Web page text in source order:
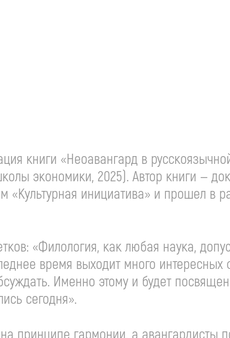
книги «Неоавангард в
экономики, 2025). Автор книги —
инициатива» и прошел в
«Филология, как любая наука,
время выходит много интересных
Именно этому и будет
сегодня».